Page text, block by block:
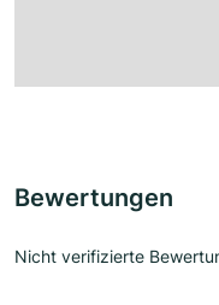
Bewertungen
Nicht verifizierte